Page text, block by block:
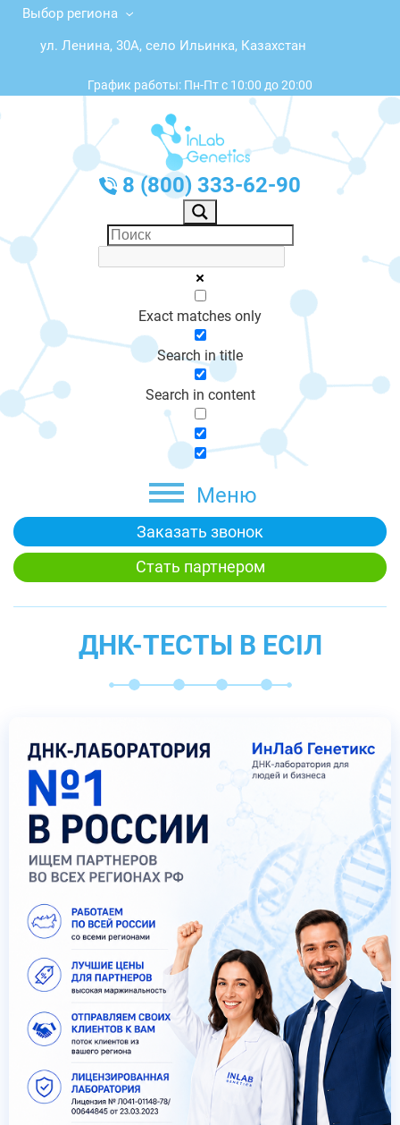
Выбор региона
ул. Ленина, 30A, село Ильинка, Казахстан
График работы: Пн-Пт с 10:00 до 20:00
8 (800) 333-62-90
Exact matches only
Search in title
Search in content
Меню
Заказать звонок
Стать партнером
ДНК-ТЕСТЫ В ЕСІЛ